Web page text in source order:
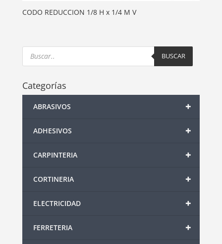
CODO REDUCCION 1/8 H x 1/4 M V
Products
search BUSCAR
Categorías
+
ABRASIVOS
+
ADHESIVOS
+
CARPINTERIA
+
CORTINERIA
+
ELECTRICIDAD
+
FERRETERIA